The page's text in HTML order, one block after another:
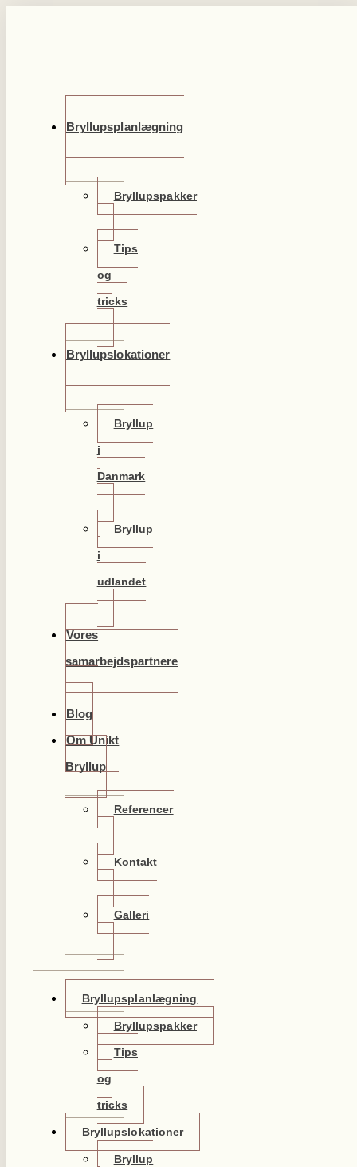
Bryllupsplanlægning
Bryllupspakker
Tips
og
tricks
Bryllupslokationer
Bryllup
i
Danmark
Bryllup
i
udlandet
Vores
samarbejdspartnere
Blog
Om Unikt
Bryllup
Referencer
Kontakt
Galleri
Bryllupsplanlægning
Bryllupspakker
Tips
og
tricks
Bryllupslokationer
Bryllup